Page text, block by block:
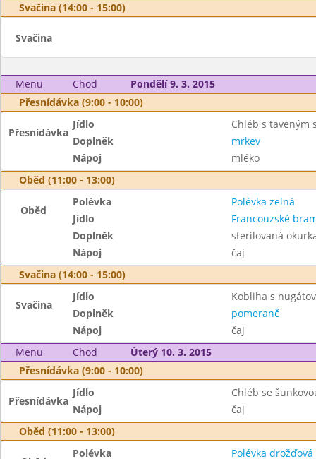
Svačina (14:00 - 15:00)
Svačina
Menu Chod
Pondělí 9. 3. 2015
Přesnídávka (9:00 - 10:00)
Přesnídávka
Jídlo
Chléb s taveným
Doplněk
mrkev
Nápoj
mléko
Oběd (11:00 - 13:00)
Oběd
Polévka
Polévka zelná
Jídlo
Francouzské
Doplněk
sterilovaná
Nápoj
čaj
Svačina (14:00 - 15:00)
Svačina
Jídlo
Kobliha s
Doplněk
pomeranč
Nápoj
čaj
Menu
Chod
Úterý 10. 3. 2015
Přesnídávka (9:00 - 10:00)
Přesnídávka
Jídlo
Chléb se
Nápoj
čaj
Oběd (11:00 - 13:00)
Polévka Polévka drožďová